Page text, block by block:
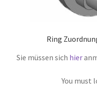
Ring
Sie müssen sich hier
You must